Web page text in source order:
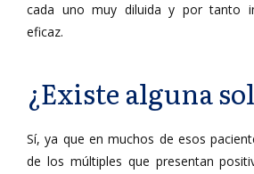
cada uno muy diluida y por tanto
eficaz.
¿Existe alguna
Sí, ya que en muchos de esos
de los múltiples que presentan